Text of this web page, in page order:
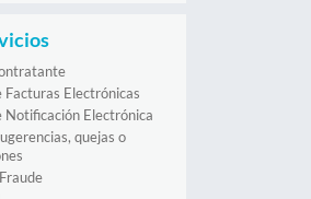
Facturas Electrónicas
Notificación Electrónica
quejas o